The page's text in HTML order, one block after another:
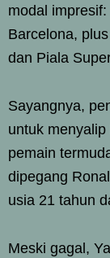
modal
Barcelona,
dan Piala
Sayangnya,
untuk
pemain
dipegang
usia 21 tahun
Meski gagal,